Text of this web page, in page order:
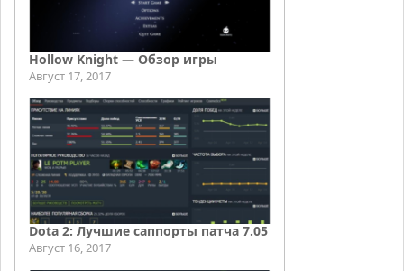
Hollow Knight — Обзор игры
Август 17, 2017
Dota 2: Лучшие саппорты патча 7.05
Август 16, 2017